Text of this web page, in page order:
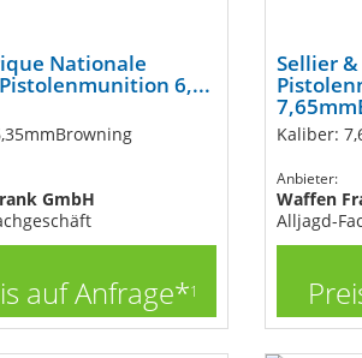
Nationale
6,...
GmbH
auf Anfrage*1
Sellier
Kaliber:
Anbieter:
Waffen
Alljagd-